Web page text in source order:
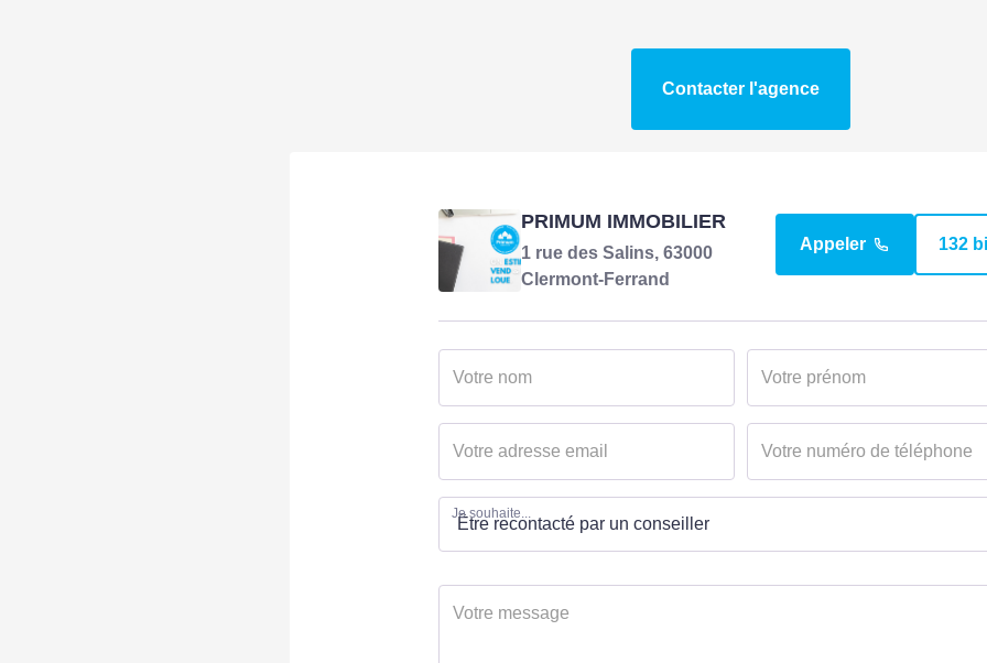
Contacter l'agence
PRIMUM IMMOBILIER
1 rue des Salins, 63000
Clermont-Ferrand
Appeler 132
Je souhaite...